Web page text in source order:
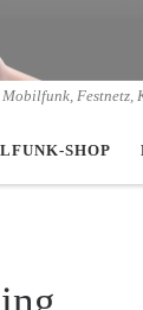
Mobilfunk, Festnetz,
SHOP